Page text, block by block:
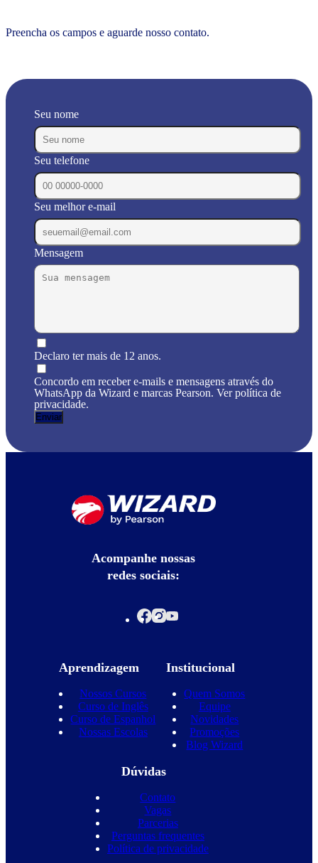
Preencha os campos e aguarde nosso contato.
Seu nome
Seu telefone
Seu melhor e-mail
Mensagem
Declaro ter mais de 12 anos.
Concordo em receber e-mails e mensagens através do
WhatsApp da Wizard e marcas Pearson. Ver política de
privacidade.
Acompanhe nossas
redes sociais:
Aprendizagem
Nossos Cursos
Curso de Inglês
Curso de Espanhol
Nossas Escolas
Institucional
Quem Somos
Equipe
Novidades
Promoções
Blog Wizard
Dúvidas
Contato
Vagas
Parcerias
Perguntas frequentes
Política de privacidade